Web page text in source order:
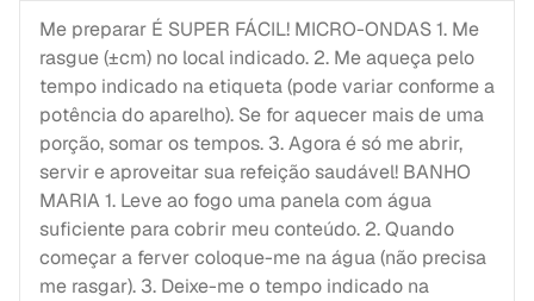
Me preparar É SUPER FÁCIL! MICRO-ONDAS 1. Me
rasgue (±cm) no local indicado. 2. Me aqueça pelo
tempo indicado na etiqueta (pode variar conforme a
potência do aparelho). Se for aquecer mais de uma
porção, somar os tempos. 3. Agora é só me abrir,
servir e aproveitar sua refeição saudável! BANHO
MARIA 1. Leve ao fogo uma panela com água
suficiente para cobrir meu conteúdo. 2. Quando
começar a ferver coloque-me na água (não precisa
me rasgar). 3. Deixe-me o tempo indicado na